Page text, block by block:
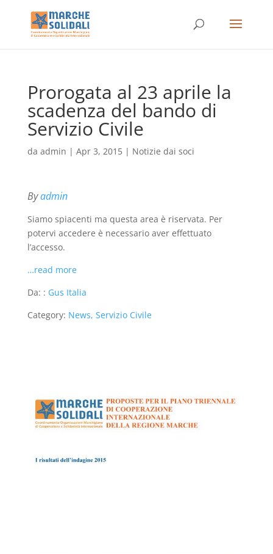
Prorogata al 23 aprile la
scadenza del bando di
Servizio Civile
da admin | Apr 3, 2015| Notizie dai soci
Byadmin
Siamo spiacenti ma questa area è riservata. Per
potervi accedere è necessario aver effettuato
l’accesso.
…read more
Da: : Gus Italia
Category: News, Servizio Civile